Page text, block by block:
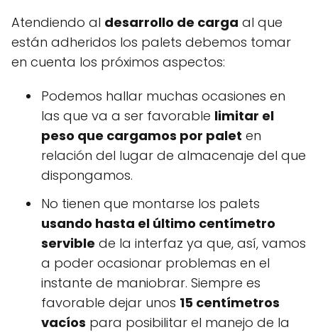
Atendiendo al desarrollo de carga al que
están adheridos los palets debemos tomar
en cuenta los próximos aspectos:
Podemos hallar muchas ocasiones en
las que va a ser favorable limitar el
peso que cargamos por palet en
relación del lugar de almacenaje del que
dispongamos.
No tienen que montarse los palets
usando hasta el último centímetro
servible de la interfaz ya que, así, vamos
a poder ocasionar problemas en el
instante de maniobrar. Siempre es
favorable dejar unos 15 centímetros
vacíos para posibilitar el manejo de la